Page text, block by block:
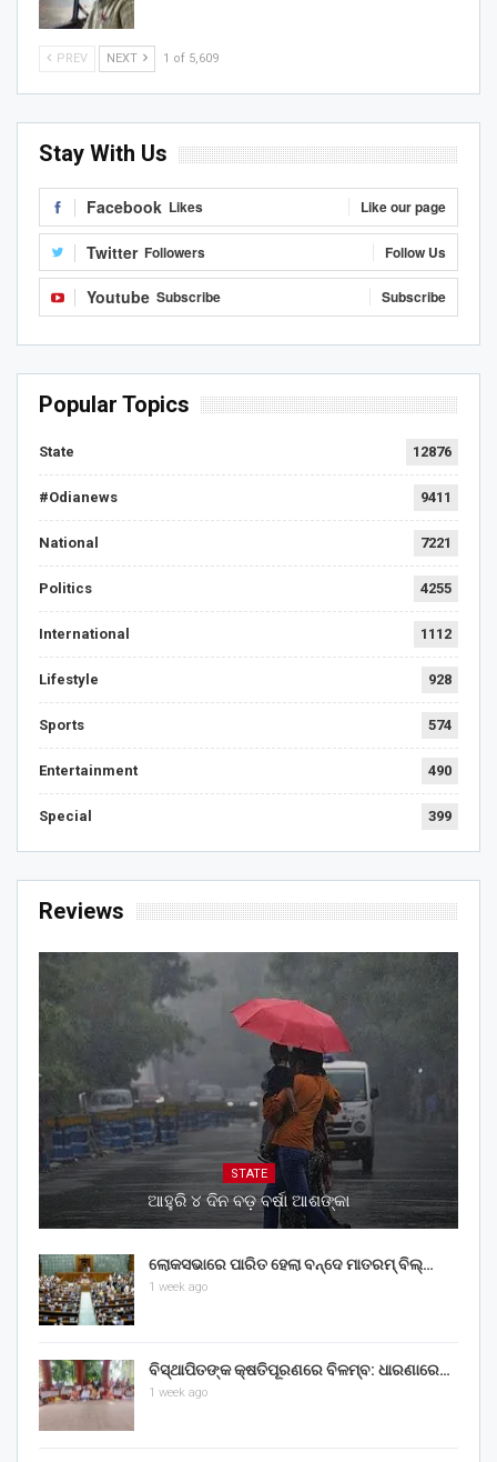
PREV NEXT 1 of 5,609
Stay With Us
Facebook Likes Like our page
Twitter Followers Follow Us
Youtube Subscribe Subscribe
Popular Topics
State 12876
#Odianews 9411
National 7221
Politics 4255
International 1112
Lifestyle 928
Sports 574
Entertainment 490
Special 399
Reviews
STATE
ଆହୁରି ୪ ଦିନ ବଡ଼ ବର୍ଷା ଆଶଙ୍କା
ଲୋକସଭାରେ ପାରିତ ହେଲା ବନ୍ଦେ ମାତରମ୍‌ ବିଲ୍‌…
1 week ago
ବିସ୍ଥାପିତଙ୍କ କ୍ଷତିପୂରଣରେ ବିଳମ୍ବ: ଧାରଣାରେ…
1 week ago